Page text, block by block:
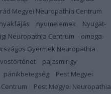
Megyei Neuropathia Centrum
nyakfájás nyomelemek
Nyugat-
Neuropathia Centrum
omega-
Gyermek Neuropathia
pajzsmirigy
pánikbetegség
Pest Megyei
Pest Megyei Neuropathia